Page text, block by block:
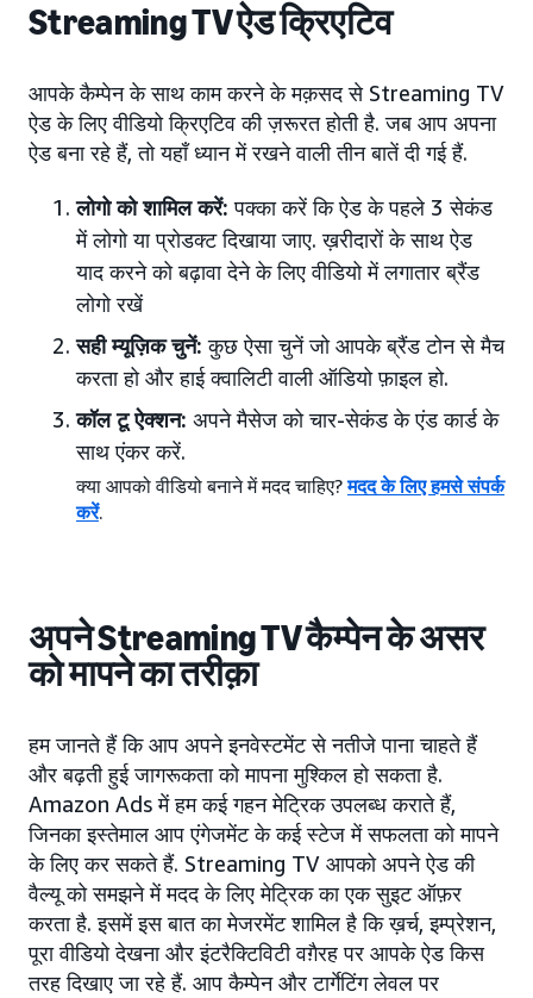
Streaming TV ऐड क्रिएटिव
आपके कैम्पेन के साथ काम करने के मक़सद से Streaming TV
ऐड के लिए वीडियो क्रिएटिव की ज़रूरत होती है. जब आप अपना
ऐड बना रहे हैं, तो यहाँ ध्यान में रखने वाली तीन बातें दी गई हैं.
लोगो को शामिल करें:पक्का करें कि ऐड के पहले 3 सेकंड
में लोगो या प्रोडक्ट दिखाया जाए. ख़रीदारों के साथ ऐड
याद करने को बढ़ावा देने के लिए वीडियो में लगातार ब्रैंड
लोगो रखें
सही म्यूज़िक चुनें: कुछ ऐसा चुनें जो आपके ब्रैंड टोन से मैच
करता हो और हाई क्वालिटी वाली ऑडियो फ़ाइल हो.
कॉल टू ऐक्शन: अपने मैसेज को चार-सेकंड के एंड कार्ड के
साथ एंकर करें.
क्या आपको वीडियो बनाने में मदद चाहिए?मदद के लिए हमसे संपर्क
करें.
अपने Streaming TV कैम्पेन के असर
को मापने का तरीक़ा
हम जानते हैं कि आप अपने इनवेस्टमेंट से नतीजे पाना चाहते हैं
और बढ़ती हुई जागरूकता को मापना मुश्किल हो सकता है.
Amazon Ads में हम कई गहन मेट्रिक उपलब्ध कराते हैं,
जिनका इस्तेमाल आप एंगेजमेंट के कई स्टेज में सफलता को मापने
के लिए कर सकते हैं. Streaming TV आपको अपने ऐड की
वैल्यू को समझने में मदद के लिए मेट्रिक का एक सुइट ऑफ़र
करता है. इसमें इस बात का मेजरमेंट शामिल है कि ख़र्च, इम्प्रेशन,
पूरा वीडियो देखना और इंटरैक्टिविटी वग़ैरह पर आपके ऐड किस
तरह दिखाए जा रहे हैं. आप कैम्पेन और टार्गेटिंग लेवल पर